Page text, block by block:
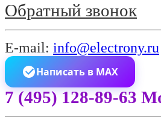
Обратный звонок
E-mail: info@electrony.ru
Написать в MAX
7 (495) 128-89-63